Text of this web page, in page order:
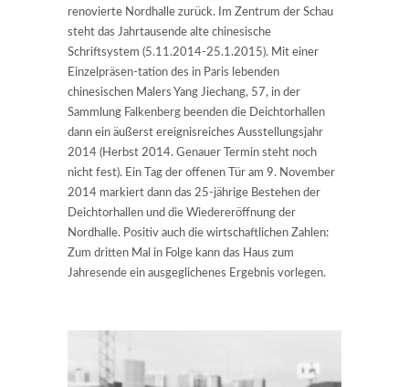
renovierte Nordhalle zurück. Im Zentrum der Schau
steht das Jahrtausende alte chinesische
Schriftsystem (5.11.2014-25.1.2015). Mit einer
Einzelpräsen-tation des in Paris lebenden
chinesischen Malers Yang Jiechang, 57, in der
Sammlung Falkenberg beenden die Deichtorhallen
dann ein äußerst ereignisreiches Ausstellungsjahr
2014 (Herbst 2014. Genauer Termin steht noch
nicht fest). Ein Tag der offenen Tür am 9. November
2014 markiert dann das 25-jährige Bestehen der
Deichtorhallen und die Wiedereröffnung der
Nordhalle. Positiv auch die wirtschaftlichen Zahlen:
Zum dritten Mal in Folge kann das Haus zum
Jahresende ein ausgeglichenes Ergebnis vorlegen.